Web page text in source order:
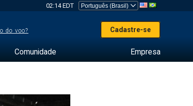
02:14 EDT
do voo? Cadastre-se
Comunidade Empresa